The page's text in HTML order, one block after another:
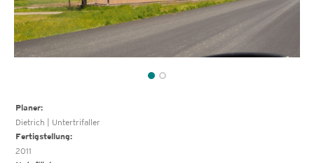
Planer:
Dietrich | Untertrifaller
Fertigstellung:
2011